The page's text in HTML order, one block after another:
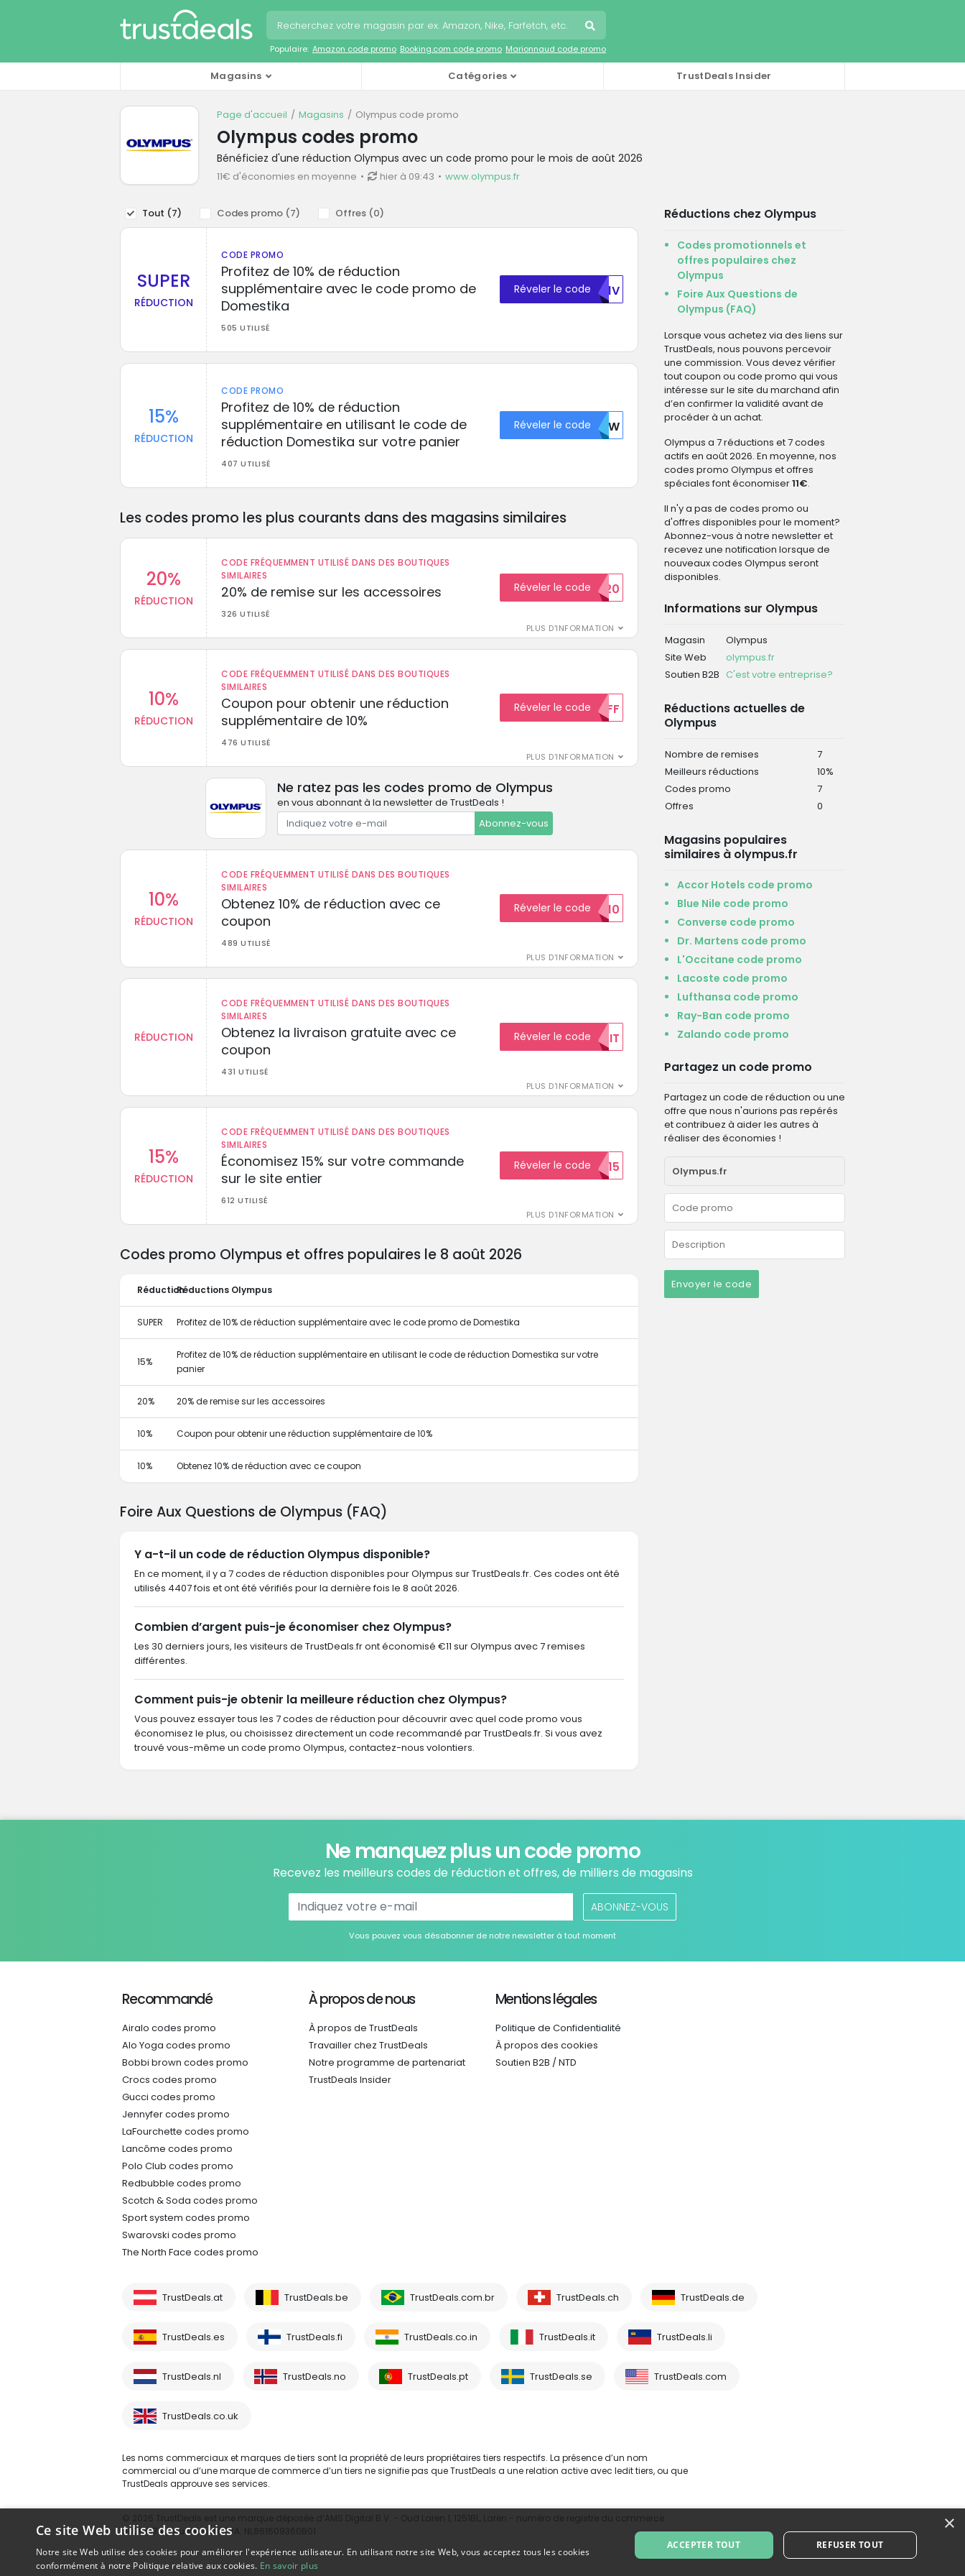
Populaire: Amazon code promo Booking.com code promo Marionnaud code promo
Magasins Catégories TrustDeals Insider
Page d'accueil Magasins Olympus code promo
Olympus codes promo
Bénéficiez d'une réduction Olympus avec un code promo pour le mois de août 2026
11€ d'économies en moyenne hier à 09:43 www.olympus.fr
Tout (7) Codes promo (7) Offres (0)
SUPER
RÉDUCTION
CODE PROMO
Profitez de 10% de réduction
supplémentaire avec le code promo de
Domestika
505 UTILISÉ
Réveler le code TK1V
15%
RÉDUCTION
CODE PROMO
Profitez de 10% de réduction
supplémentaire en utilisant le code de
réduction Domestika sur votre panier
407 UTILISÉ
Réveler le codeNDIW
Les codes promo les plus courants dans des magasins similaires
20%
RÉDUCTION
CODE FRÉQUEMMENT UTILISÉ DANS DES BOUTIQUES
SIMILAIRES
20% de remise sur les accessoires
326 UTILISÉ
PLUS D'INFORMATION
Réveler le code
BIENVENUE20
10%
RÉDUCTION
CODE FRÉQUEMMENT UTILISÉ DANS DES BOUTIQUES
SIMILAIRES
Coupon pour obtenir une réduction
supplémentaire de 10%
476 UTILISÉ
PLUS D'INFORMATION
Réveler le code10%OFF
Ne ratez pas les codes promo de Olympus
en vous abonnant à la newsletter de TrustDeals !
Abonnez-vous
10%
RÉDUCTION
CODE FRÉQUEMMENT UTILISÉ DANS DES BOUTIQUES
SIMILAIRES
Obtenez 10% de réduction avec ce
coupon
489 UTILISÉ
PLUS D'INFORMATION
Réveler le code
REDUCTION10
RÉDUCTION
CODE FRÉQUEMMENT UTILISÉ DANS DES BOUTIQUES
SIMILAIRES
Obtenez la livraison gratuite avec ce
coupon
431 UTILISÉ
PLUS D'INFORMATION
Réveler le codeGRATUIT
15%
RÉDUCTION
CODE FRÉQUEMMENT UTILISÉ DANS DES BOUTIQUES
SIMILAIRES
Économisez 15% sur votre commande
sur le site entier
612 UTILISÉ
PLUS D'INFORMATION
Réveler le codeECON15
Réductions chez Olympus
Codes promotionnels et
offres populaires chez
Olympus
Foire Aux Questions de
Olympus (FAQ)
Lorsque vous achetez via des liens sur
TrustDeals, nous pouvons percevoir
une commission. Vous devez vérifier
tout coupon ou code promo qui vous
intéresse sur le site du marchand afin
d’en confirmer la validité avant de
procéder à un achat.
Olympus a 7 réductions et 7 codes
actifs en août 2026. En moyenne, nos
codes promo Olympus et offres
spéciales font économiser11€.
Il n'y a pas de codes promo ou
d'offres disponibles pour le moment?
Abonnez-vous à notre newsletter et
recevez une notification lorsque de
nouveaux codes Olympus seront
disponibles.
Informations sur Olympus
Magasin
Olympus
Site Web
olympus.fr
Soutien B2B C'est votre entreprise?
Réductions actuelles de
Olympus
Nombre de remises
7
Meilleurs réductions
10%
Codes promo
7
Offres
0
Magasins populaires
similaires à olympus.fr
Accor Hotels code promo
Blue Nile code promo
Converse code promo
Dr. Martens code promo
L'Occitane code promo
Lacoste code promo
Lufthansa code promo
Ray-Ban code promo
Zalando code promo
Partagez un code promo
Partagez un code de réduction ou une
offre que nous n'aurions pas repérés
et contribuez à aider les autres à
réaliser des économies !
Envoyer le code
Codes promo Olympus et offres populaires le 8 août 2026
RéductionRéductions Olympus
SUPER Profitez de 10% de réduction supplémentaire avec le code promo de Domestika
15%
Profitez de 10% de réduction supplémentaire en utilisant le code de réduction Domestika sur votre
panier
20% 20% de remise sur les accessoires
10% Coupon pour obtenir une réduction supplémentaire de 10%
10% Obtenez 10% de réduction avec ce coupon
Foire Aux Questions de Olympus (FAQ)
Y a-t-il un code de réduction Olympus disponible?
En ce moment, il y a 7 codes de réduction disponibles pour Olympus sur TrustDeals.fr. Ces codes ont été
utilisés 4407 fois et ont été vérifiés pour la dernière fois le 8 août 2026.
Combien d’argent puis-je économiser chez Olympus?
Les 30 derniers jours, les visiteurs de TrustDeals.fr ont économisé €11 sur Olympus avec 7 remises
différentes.
Comment puis-je obtenir la meilleure réduction chez Olympus?
Vous pouvez essayer tous les 7 codes de réduction pour découvrir avec quel code promo vous
économisez le plus, ou choisissez directement un code recommandé par TrustDeals.fr. Si vous avez
trouvé vous-même un code promo Olympus, contactez-nous volontiers.
Ne manquez plus un code promo
Recevez les meilleurs codes de réduction et offres, de milliers de magasins
ABONNEZ-VOUS
Vous pouvez vous désabonner de notre newsletter à tout moment
Recommandé
Airalo codes promo
Alo Yoga codes promo
Bobbi brown codes promo
Crocs codes promo
Gucci codes promo
Jennyfer codes promo
LaFourchette codes promo
Lancôme codes promo
Polo Club codes promo
Redbubble codes promo
Scotch & Soda codes promo
Sport system codes promo
Swarovski codes promo
The North Face codes promo
À propos de nous
À propos de TrustDeals
Travailler chez TrustDeals
Notre programme de partenariat
TrustDeals Insider
Mentions légales
Politique de Confidentialité
À propos des cookies
Soutien B2B / NTD
TrustDeals.at TrustDeals.be TrustDeals.com.br TrustDeals.ch TrustDeals.de
TrustDeals.es TrustDeals.fi TrustDeals.co.in TrustDeals.it TrustDeals.li
TrustDeals.nl TrustDeals.no TrustDeals.pt TrustDeals.se TrustDeals.com
TrustDeals.co.uk
Les noms commerciaux et marques de tiers sont la propriété de leurs propriétaires tiers respectifs. La présence d’un nom
commercial ou d’une marque de commerce d’un tiers ne signifie pas que TrustDeals a une relation active avec ledit tiers, ou que
TrustDeals approuve ses services.
80264174 - numéro de TVA: NL861609360B01
×
Ce site Web utilise des cookies
Notre site Web utilise des cookies pour améliorer l'expérience utilisateur. En utilisant notre site Web, vous acceptez tous les cookies
conformément à notre Politique relative aux cookies. En savoir plus
ACCEPTER TOUT REFUSER TOUT